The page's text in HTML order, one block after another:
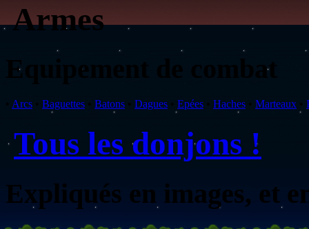
Armes
Equipement de combat
Arcs Baguettes • Batons Dagues Epées Haches Marteaux
Tous les donjons !
Expliqués en images, et